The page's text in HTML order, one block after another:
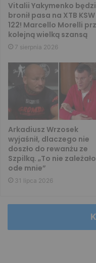
Vitalii Yakymenko
bronił pasa na XTB KSW
122! Marcello Morelli
kolejną wielką szansą
7 sierpnia 2026
Arkadiusz Wrzosek
wyjaśnił, dlaczego nie
doszło do rewanżu ze
Szpilką. „To nie zależało
ode mnie”
31 lipca 2026